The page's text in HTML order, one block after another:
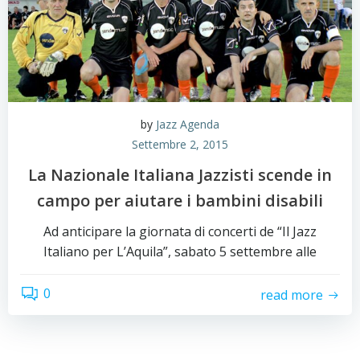
by Jazz Agenda
Settembre 2, 2015
La Nazionale Italiana Jazzisti scende in
campo per aiutare i bambini disabili
Ad anticipare la giornata di concerti de “Il Jazz
Italiano per L’Aquila”, sabato 5 settembre alle
0 read more